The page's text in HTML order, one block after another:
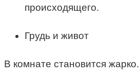
происходящего.
Грудь и живот
В комнате становится жарко.